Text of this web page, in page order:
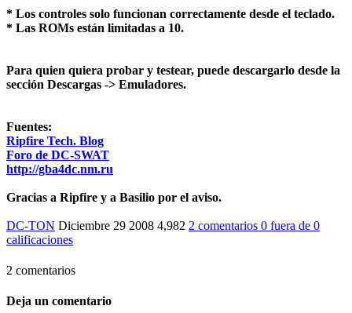
* Los controles solo funcionan correctamente desde el teclado.
* Las ROMs están limitadas a 10.
Para quien quiera probar y testear, puede descargarlo desde la
sección Descargas -> Emuladores.
Fuentes:
Ripfire Tech. Blog
Foro de DC-SWAT
http://gba4dc.nm.ru
Gracias a Ripfire y a Basilio por el aviso.
DC-TON Diciembre 29 2008 4,982 2 comentarios 0 fuera de 0
calificaciones
2 comentarios
Deja un comentario